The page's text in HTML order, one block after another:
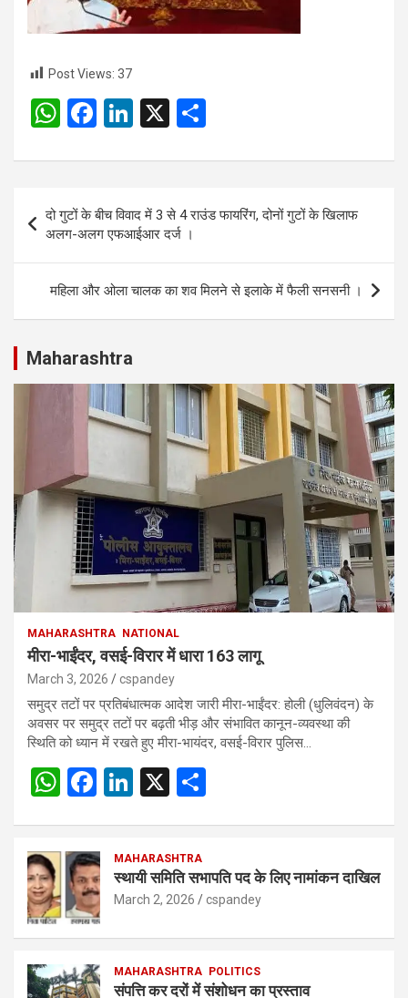
Post Views: 37
W
at
s
A
p
p
F
ce
b
o
o
k
Li
ke
dI
n
X
ar
e
Post
navigation
दो गुटों के बीच विवाद में 3 से 4 राउंड फायरिंग, दोनों गुटों के खिलाफ
अलग-अलग एफआईआर दर्ज ।
महिला और ओला चालक का शव मिलने से इलाके में फैली सनसनी ।
Maharashtra
MAHARASHTRA NATIONAL
मीरा-भाईंदर, वसई-विरार में धारा 163 लागू
March 3, 2026 cspandey
समुद्र तटों पर प्रतिबंधात्मक आदेश जारी मीरा-भाईंदर: होली (धुलिवंदन) के
अवसर पर समुद्र तटों पर बढ़ती भीड़ और संभावित कानून-व्यवस्था की
स्थिति को ध्यान में रखते हुए मीरा-भायंदर, वसई-विरार पुलिस…
W
s
A
p
p
F
b
o
o
k
Li
dI
n
X
e
MAHARASHTRA
स्थायी समिति सभापति पद के लिए नामांकन दाखिल
March 2, 2026 cspandey
MAHARASHTRA POLITICS
संपत्ति कर दरों में संशोधन का प्रस्ताव